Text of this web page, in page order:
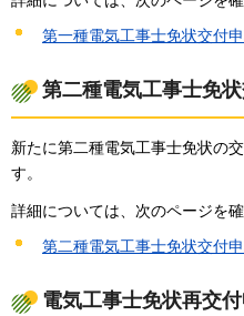
第一種電気工事士免状交付
第二種電気工事士免
新たに第二種電気工事士免状の
す。
詳細については、次のページを確
第二種電気工事士免状交付
電気工事士免状再交